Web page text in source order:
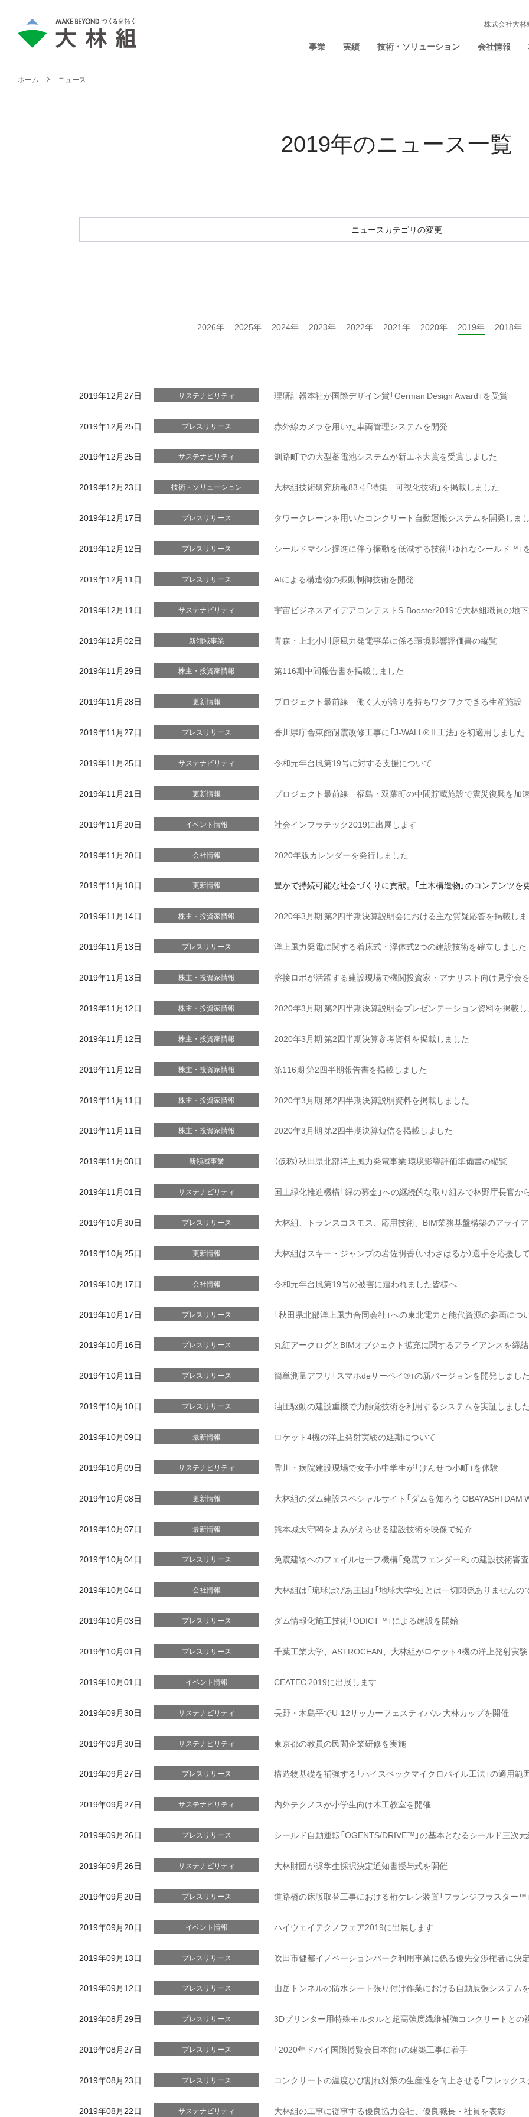
事業 実績 技術・ソリューション 会社情報
株式会社大林
ホーム ニュース
2019年のニュース一覧
ニュースカテゴリの変更
2026年 2025年 2024年 2023年 2022年 2021年 2020年 2019年 2018年
2019年12月27日 サステナビリティ 理研計器本社が国際デザイン賞「German Design Award」を受賞
2019年12月25日 プレスリリース 赤外線カメラを用いた車両管理システムを開発
2019年12月25日 サステナビリティ 釧路町での大型蓄電池システムが新エネ大賞を受賞しました
2019年12月23日 技術・ソリューション 大林組技術研究所報83号「特集 可視化技術」を掲載しました
2019年12月17日 プレスリリース タワークレーンを用いたコンクリート自動運搬システムを開発しま
2019年12月12日 プレスリリース シールドマシン掘進に伴う振動を低減する技術「ゆれなシールド™」
2019年12月11日 プレスリリース AIによる構造物の振動制御技術を開発
2019年12月11日 サステナビリティ 宇宙ビジネスアイデアコンテストS-Booster2019で大林組職員の地
2019年12月02日 新領域事業 青森・上北小川原風力発電事業に係る環境影響評価書の縦覧
2019年11月29日 株主・投資家情報 第116期中間報告書を掲載しました
2019年11月28日 更新情報 プロジェクト最前線 働く人が誇りを持ちワクワクできる生産施設
2019年11月27日 プレスリリース 香川県庁舎東館耐震改修工事に「J-WALL®Ⅱ工法」を初適用しました
2019年11月25日 サステナビリティ 令和元年台風第19号に対する支援について
2019年11月21日 更新情報 プロジェクト最前線 福島・双葉町の中間貯蔵施設で震災復興を加速
2019年11月20日 イベント情報 社会インフラテック2019に出展します
2019年11月20日 会社情報 2020年版カレンダーを発行しました
2019年11月18日 更新情報 豊かで持続可能な社会づくりに貢献。「土木構造物」のコンテンツを
2019年11月14日 株主・投資家情報 2020年3月期 第2四半期決算説明会における主な質疑応答を掲載しま
2019年11月13日 プレスリリース 洋上風力発電に関する着床式・浮体式2つの建設技術を確立しました
2019年11月13日 株主・投資家情報 溶接ロボが活躍する建設現場で機関投資家・アナリスト向け見学会
2019年11月12日 株主・投資家情報 2020年3月期 第2四半期決算説明会プレゼンテーション資料を掲載し
2019年11月12日 株主・投資家情報 2020年3月期 第2四半期決算参考資料を掲載しました
2019年11月12日 株主・投資家情報 第116期 第2四半期報告書を掲載しました
2019年11月11日 株主・投資家情報 2020年3月期 第2四半期決算説明資料を掲載しました
2019年11月11日 株主・投資家情報 2020年3月期 第2四半期決算短信を掲載しました
2019年11月08日 新領域事業 （仮称）秋田県北部洋上風力発電事業 環境影響評価準備書の縦覧
2019年11月01日 サステナビリティ 国土緑化推進機構「緑の募金」への継続的な取り組みで林野庁長官か
2019年10月30日 プレスリリース 大林組、トランスコスモス、応用技術、BIM業務基盤構築のアライ
2019年10月25日 更新情報 大林組はスキー・ジャンプの岩佐明香（いわさはるか）選手を応援し
2019年10月17日 会社情報 令和元年台風第19号の被害に遭われました皆様へ
2019年10月17日 プレスリリース 「秋田県北部洋上風力合同会社」への東北電力と能代資源の参画につ
2019年10月16日 プレスリリース 丸紅アークログとBIMオブジェクト拡充に関するアライアンスを締
2019年10月11日 プレスリリース 簡単測量アプリ「スマホdeサーベイ®」の新バージョンを開発しました
2019年10月10日 プレスリリース 油圧駆動の建設重機で力触覚技術を利用するシステムを実証しました
2019年10月09日 最新情報 ロケット4機の洋上発射実験の延期について
2019年10月09日 サステナビリティ 香川・病院建設現場で女子小中学生が「けんせつ小町」を体験
2019年10月08日 更新情報 大林組のダム建設スペシャルサイト「ダムを知ろう OBAYASHI DAM
2019年10月07日 最新情報 熊本城天守閣をよみがえらせる建設技術を映像で紹介
2019年10月04日 プレスリリース 免震建物へのフェイルセーフ機構「免震フェンダー®」の建設技術審
2019年10月04日 会社情報 大林組は「琉球ぱぴあ王国」「地球大学校」とは一切関係ありません
2019年10月03日 プレスリリース ダム情報化施工技術「ODICT™」による建設を開始
2019年10月01日 プレスリリース 千葉工業大学、ASTROCEAN、大林組がロケット4機の洋上発射実験
2019年10月01日 イベント情報 CEATEC 2019に出展します
2019年09月30日 サステナビリティ 長野・木島平でU-12サッカーフェスティバル 大林カップを開催
2019年09月30日 サステナビリティ 東京都の教員の民間企業研修を実施
2019年09月27日 プレスリリース 構造物基礎を補強する「ハイスペックマイクロパイル工法」の適用範
2019年09月27日 サステナビリティ 内外テクノスが小学生向け木工教室を開催
2019年09月26日 プレスリリース シールド自動運転「OGENTS/DRIVE™」の基本となるシールド三次
2019年09月26日 サステナビリティ 大林財団が奨学生採択決定通知書授与式を開催
2019年09月20日 プレスリリース 道路橋の床版取替工事における桁ケレン装置「フランジブラスター™
2019年09月20日 イベント情報 ハイウェイテクノフェア2019に出展します
2019年09月13日 プレスリリース 吹田市健都イノベーションパーク利用事業に係る優先交渉権者に決定
2019年09月12日 プレスリリース 山岳トンネルの防水シート張り付け作業における自動展張システム
2019年08月29日 プレスリリース 3Dプリンター用特殊モルタルと超高強度繊維補強コンクリートとの
2019年08月27日 プレスリリース 「2020年ドバイ国際博覧会日本館」の建築工事に着手
2019年08月23日 プレスリリース コンクリートの温度ひび割れ対策の生産性を向上させる「フレックス
2019年08月22日 サステナビリティ 大林組の工事に従事する優良協力会社、優良職長・社員を表彰